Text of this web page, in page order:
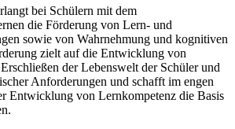
bei Schülern mit dem
die Förderung von Lern- und
sowie von Wahrnehmung und kognitiven
zielt auf die Entwicklung von
der Lebenswelt der Schüler und
Anforderungen und schafft im engen
Entwicklung von Lernkompetenz die Basis